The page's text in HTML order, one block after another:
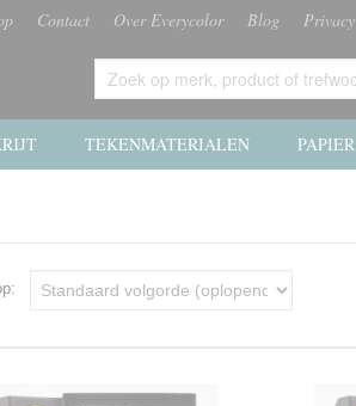
Contact Over Everycolor Blog Privacy
TEKENMATERIALEN PAPIER